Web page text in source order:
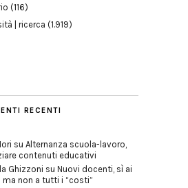
(116)
| ricerca (1.919)
RECENTI
su Alternanza scuola-lavoro,
contenuti educativi
Ghizzoni su Nuovi docenti, sì ai
ma non a tutti i “costi”